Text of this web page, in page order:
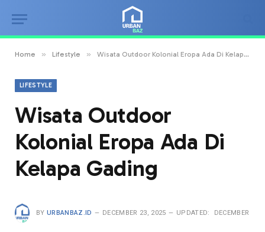
Home » Lifestyle » Wisata Outdoor Kolonial Eropa Ada Di Kelapa Gading
LIFESTYLE
Wisata Outdoor
Kolonial Eropa Ada Di
Kelapa Gading
BY URBANBAZ.ID DECEMBER 23, 2025 UPDATED: DECEMBER